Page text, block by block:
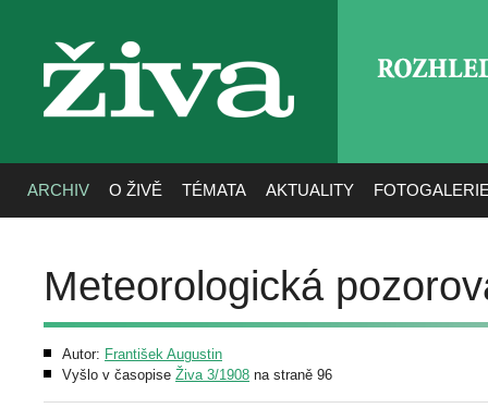
živa
ARCHIV O ŽIVĚ TÉMATA AKTUALITY
Meteorologická
Autor: František Augustin
Vyšlo v časopise Živa 3/1908 na straně 96